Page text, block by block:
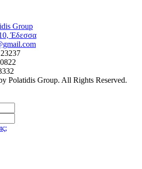
Group
Έδεσσα
Polatidis Group. All Rights Reserved.